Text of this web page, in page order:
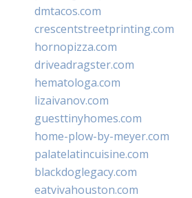
dmtacos.com
crescentstreetprinting.com
hornopizza.com
driveadragster.com
hematologa.com
lizaivanov.com
guesttinyhomes.com
home-plow-by-meyer.com
palatelatincuisine.com
blackdoglegacy.com
eatvivahouston.com